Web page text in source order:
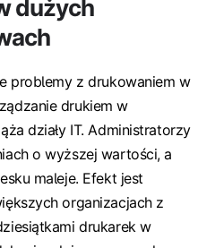
dużych
problemy z drukowaniem w
drukiem w
działy IT. Administratorzy
o wyższej wartości, a
maleje. Efekt jest
organizacjach z
drukarek w